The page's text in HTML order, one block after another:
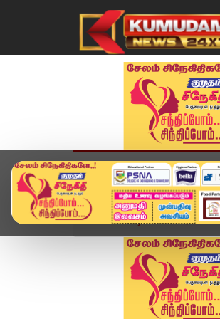
முகப்பு விளையாட்டு
Home வீடியோ ஸ்டோரி